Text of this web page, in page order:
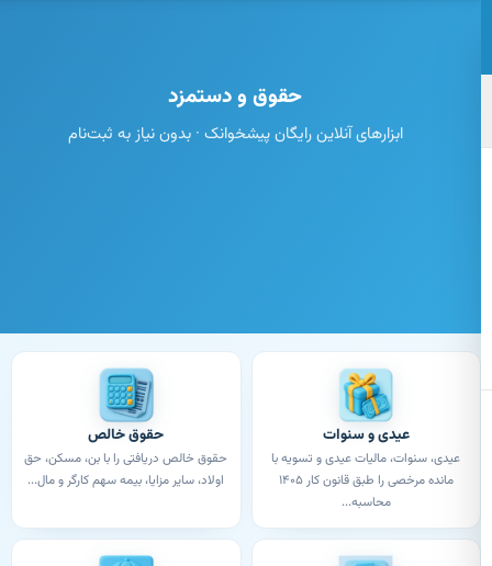
حقوق و دستمزد
ابزارهای آنلاین رایگان پیشخوانک · بدون نیاز به ثبت‌نام
عیدی و سنوات
عیدی، سنوات، مالیات عیدی و تسویه با
مانده مرخصی را طبق قانون کار ۱۴۰۵
محاسبه...
حقوق خالص
حقوق خالص دریافتی را با بن، مسکن، حق
اولاد، سایر مزایا، بیمه سهم کارگر و مال...